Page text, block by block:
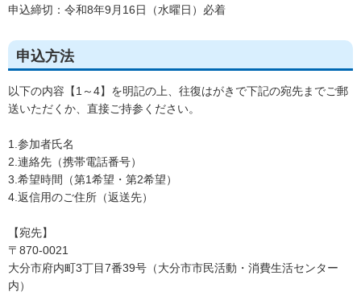
申込締切：令和8年9月16日（水曜日）必着
申込方法
以下の内容【1～4】を明記の上、往復はがきで下記の宛先までご郵
送いただくか、直接ご持参ください。
1.参加者氏名
2.連絡先（携帯電話番号）
3.希望時間（第1希望・第2希望）
4.返信用のご住所（返送先）
【宛先】
〒870-0021
大分市府内町3丁目7番39号（大分市市民活動・消費生活センター
内）